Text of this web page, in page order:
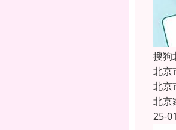
搜狗
北京
北京
北京
25-